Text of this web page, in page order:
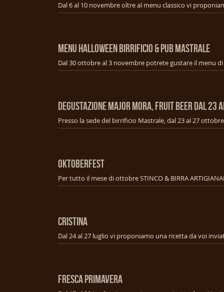
Menu Halloween Birrificio & Pub Mastrale
Degustazione Major mora, fruit beer dal 23
OKTOBERFEST
Per tutto il mese di ottobre STINCO & BIRRA
CRISTINA
FRESCA PRIMAVERA